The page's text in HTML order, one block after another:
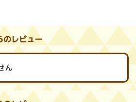
のレビュー
ん